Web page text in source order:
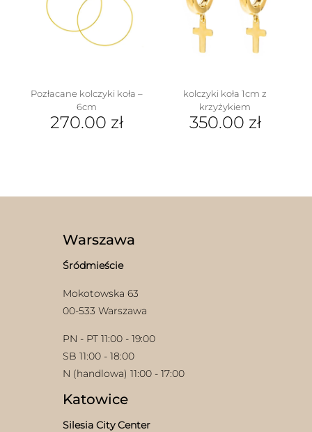
można
wybrać
Pozłacane kolczyki koła –
6cm
270.00 zł
kolczyki koła 1cm z
krzyżykiem
350.00 zł
Warszawa
Śródmieście
Mokotowska 63
00-533 Warszawa
PN - PT 11:00 - 19:00
SB 11:00 - 18:00
N (handlowa) 11:00 - 17:00
Katowice
Silesia City Center